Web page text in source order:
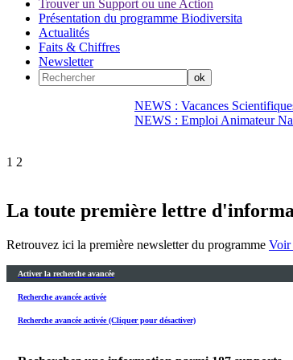
Trouver un Support ou une Action
Présentation du programme Biodiversita
Actualités
Faits & Chiffres
Newsletter
NEWS : Vacances
NEWS : Emploi Animateur
1 2
La toute première lettre
Retrouvez ici la première newsletter du programme Voir
Activer la recherche avancée
Recherche avancée activée
Recherche avancée activée (Cliquer pour désactiver)